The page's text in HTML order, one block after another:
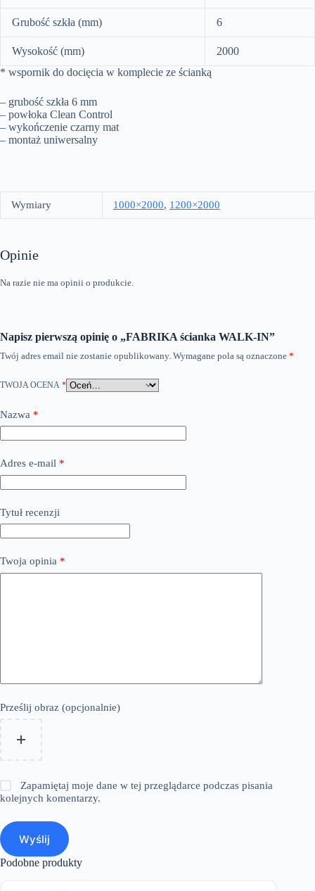
Grubość szkła (mm) 6
Wysokość (mm)
2000
* wspornik do docięcia w komplecie ze ścianką
– grubość szkła 6 mm
– powłoka Clean Control
– wykończenie czarny mat
– montaż uniwersalny
Wymiary 1000×2000, 1200×2000
Opinie
Na razie nie ma opinii o produkcie.
Napisz pierwszą opinię o „FABRIKA ścianka WALK-IN”
Twój adres email nie zostanie opublikowany. Wymagane pola są oznaczone *
TWOJA OCENA *
Nazwa *
Adres e-mail *
Tytuł recenzji
Twoja opinia *
Prześlij obraz (opcjonalnie)
Zapamiętaj moje dane w tej przeglądarce podczas pisania
kolejnych komentarzy.
Wyślij
Podobne produkty